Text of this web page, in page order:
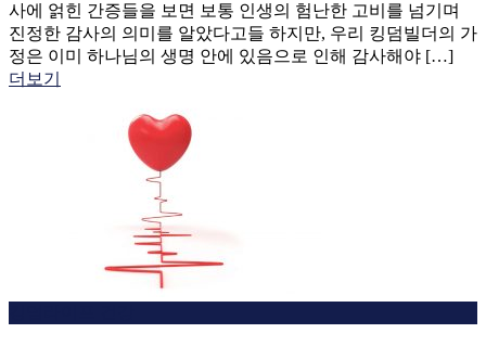
사에 얽힌 간증들을 보면 보통 인생의 험난한 고비를 넘기며
진정한 감사의 의미를 알았다고들 하지만, 우리 킹덤빌더의 가
정은 이미 하나님의 생명 안에 있음으로 인해 감사해야 […]
더보기